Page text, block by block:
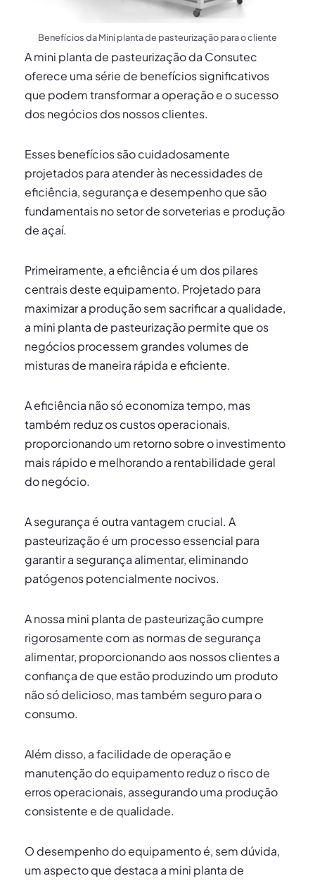
Benefícios da Mini planta de pasteurização para o cliente
A mini planta de pasteurização da Consutec
oferece uma série de benefícios significativos
que podem transformar a operação e o sucesso
dos negócios dos nossos clientes.
Esses benefícios são cuidadosamente
projetados para atender às necessidades de
eficiência, segurança e desempenho que são
fundamentais no setor de sorveterias e produção
de açaí.
Primeiramente, a eficiência é um dos pilares
centrais deste equipamento. Projetado para
maximizar a produção sem sacrificar a qualidade,
a mini planta de pasteurização permite que os
negócios processem grandes volumes de
misturas de maneira rápida e eficiente.
A eficiência não só economiza tempo, mas
também reduz os custos operacionais,
proporcionando um retorno sobre o investimento
mais rápido e melhorando a rentabilidade geral
do negócio.
A segurança é outra vantagem crucial. A
pasteurização é um processo essencial para
garantir a segurança alimentar, eliminando
patógenos potencialmente nocivos.
A nossa mini planta de pasteurização cumpre
rigorosamente com as normas de segurança
alimentar, proporcionando aos nossos clientes a
confiança de que estão produzindo um produto
não só delicioso, mas também seguro para o
consumo.
Além disso, a facilidade de operação e
manutenção do equipamento reduz o risco de
erros operacionais, assegurando uma produção
consistente e de qualidade.
O desempenho do equipamento é, sem dúvida,
um aspecto que destaca a mini planta de